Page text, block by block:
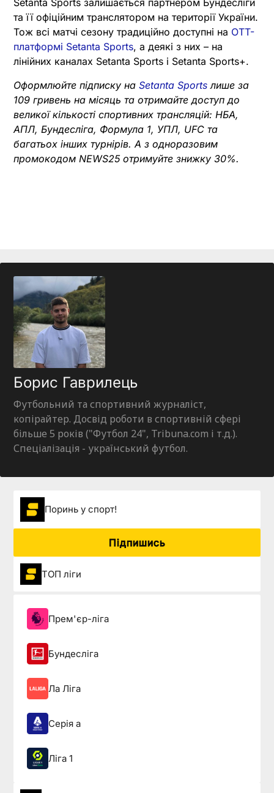
Setanta Sports залишається партнером Бундесліги
та її офіційним транслятором на території України.
Тож всі матчі сезону традиційно доступні на OTT-
платформі Setanta Sports, а деякі з них – на
лінійних каналах Setanta Sports і Setanta Sports+.
Оформлюйте підписку на Setanta Sports лише за
109 гривень на місяць та отримайте доступ до
великої кількості спортивних трансляцій: НБА,
АПЛ, Бундесліга, Формула 1, УПЛ, UFC та
багатьох інших турнірів. А з одноразовим
промокодом NEWS25 отримуйте знижку 30%.
Борис Гаврилець
Футбольний та спортивний журналіст,
копірайтер. Досвід роботи в спортивній сфері
більше 5 років ("Футбол 24", Tribuna.com і т.д.).
Спеціалізація - український футбол.
Поринь у спорт!
Підпишись
ТОП ліги
Прем'єр-ліга
Бундесліга
Ла Ліга
Серія а
Ліга 1